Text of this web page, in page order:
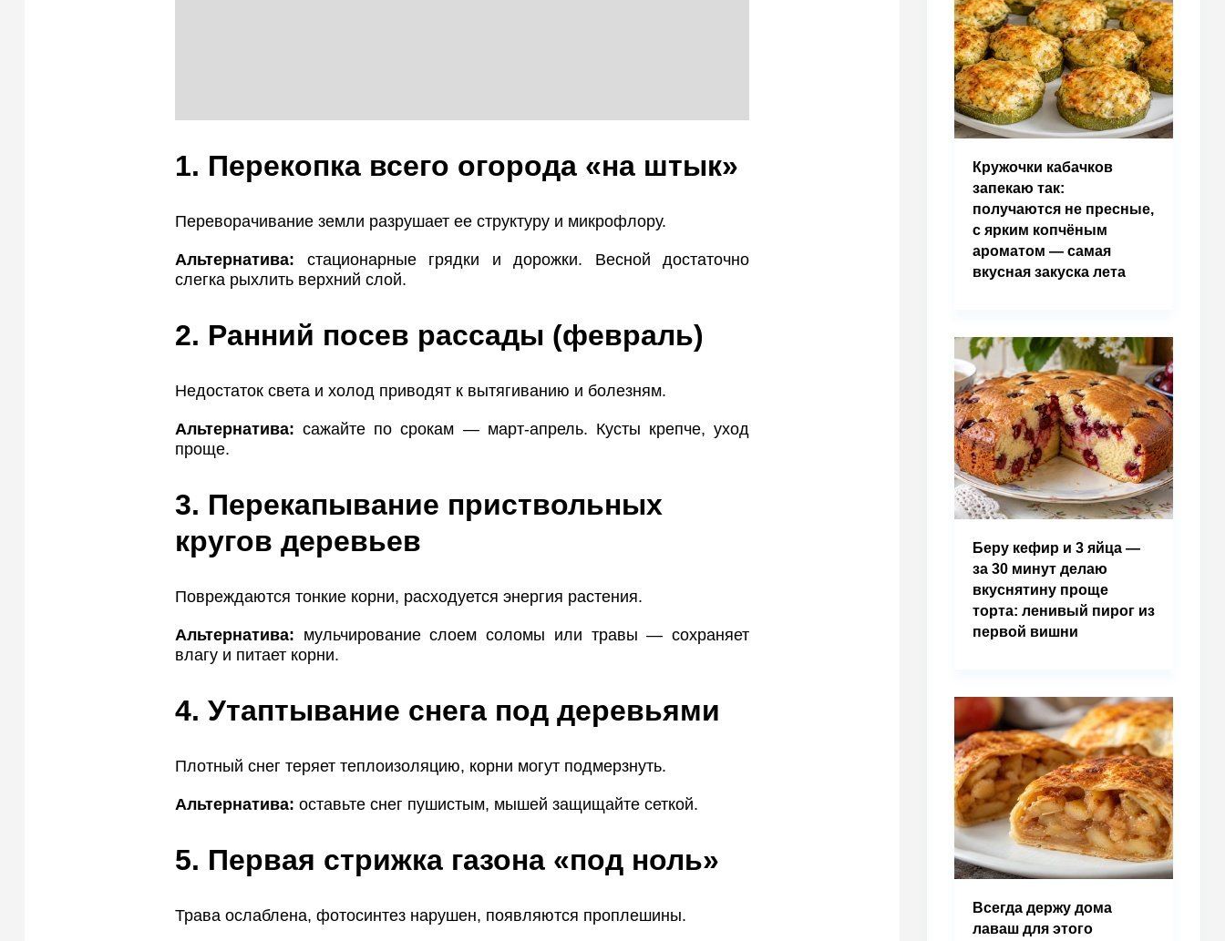
1. Перекопка всего огорода «на штык»
Переворачивание земли разрушает ее структуру и микрофлору.
Альтернатива: стационарные грядки и дорожки. Весной достаточно
слегка рыхлить верхний слой.
2. Ранний посев рассады (февраль)
Недостаток света и холод приводят к вытягиванию и болезням.
Альтернатива: сажайте по срокам — март‑апрель. Кусты крепче, уход
проще.
3. Перекапывание приствольных
кругов деревьев
Повреждаются тонкие корни, расходуется энергия растения.
Альтернатива: мульчирование слоем соломы или травы — сохраняет
влагу и питает корни.
4. Утаптывание снега под деревьями
Плотный снег теряет теплоизоляцию, корни могут подмерзнуть.
Альтернатива: оставьте снег пушистым, мышей защищайте сеткой.
5. Первая стрижка газона «под ноль»
Трава ослаблена, фотосинтез нарушен, появляются проплешины.
Кружочки кабачков
запекаю так:
получаются не пресные,
с ярким копчёным
ароматом — самая
вкусная закуска лета
Беру кефир и 3 яйца —
за 30 минут делаю
вкуснятину проще
торта: ленивый пирог из
первой вишни
Всегда держу дома
лаваш для этого